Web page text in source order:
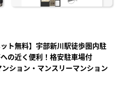
ト無料】宇部新川駅徒歩圏内駐
の近く便利！格安駐車場付
ション・マンスリーマンション